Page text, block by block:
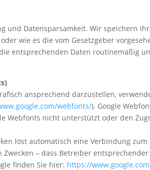
und Datensparsamkeit. Wir speichern
wie es die vom Gesetzgeber
entsprechenden Daten routinemäßig
ansprechend darzustellen,
webfonts/). Google
Webfonts nicht unterstützt oder den
löst automatisch eine Verbindung
– dass Betreiber
finden Sie hier: https://